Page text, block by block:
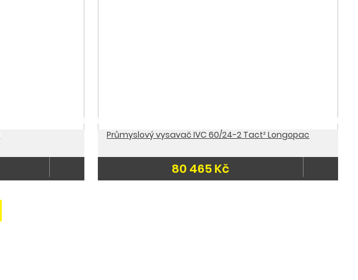
Průmyslový vysavač IVC 60/24-2 Tact² Longopac
80 465 Kč